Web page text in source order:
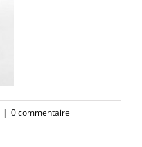
| 0 commentaire